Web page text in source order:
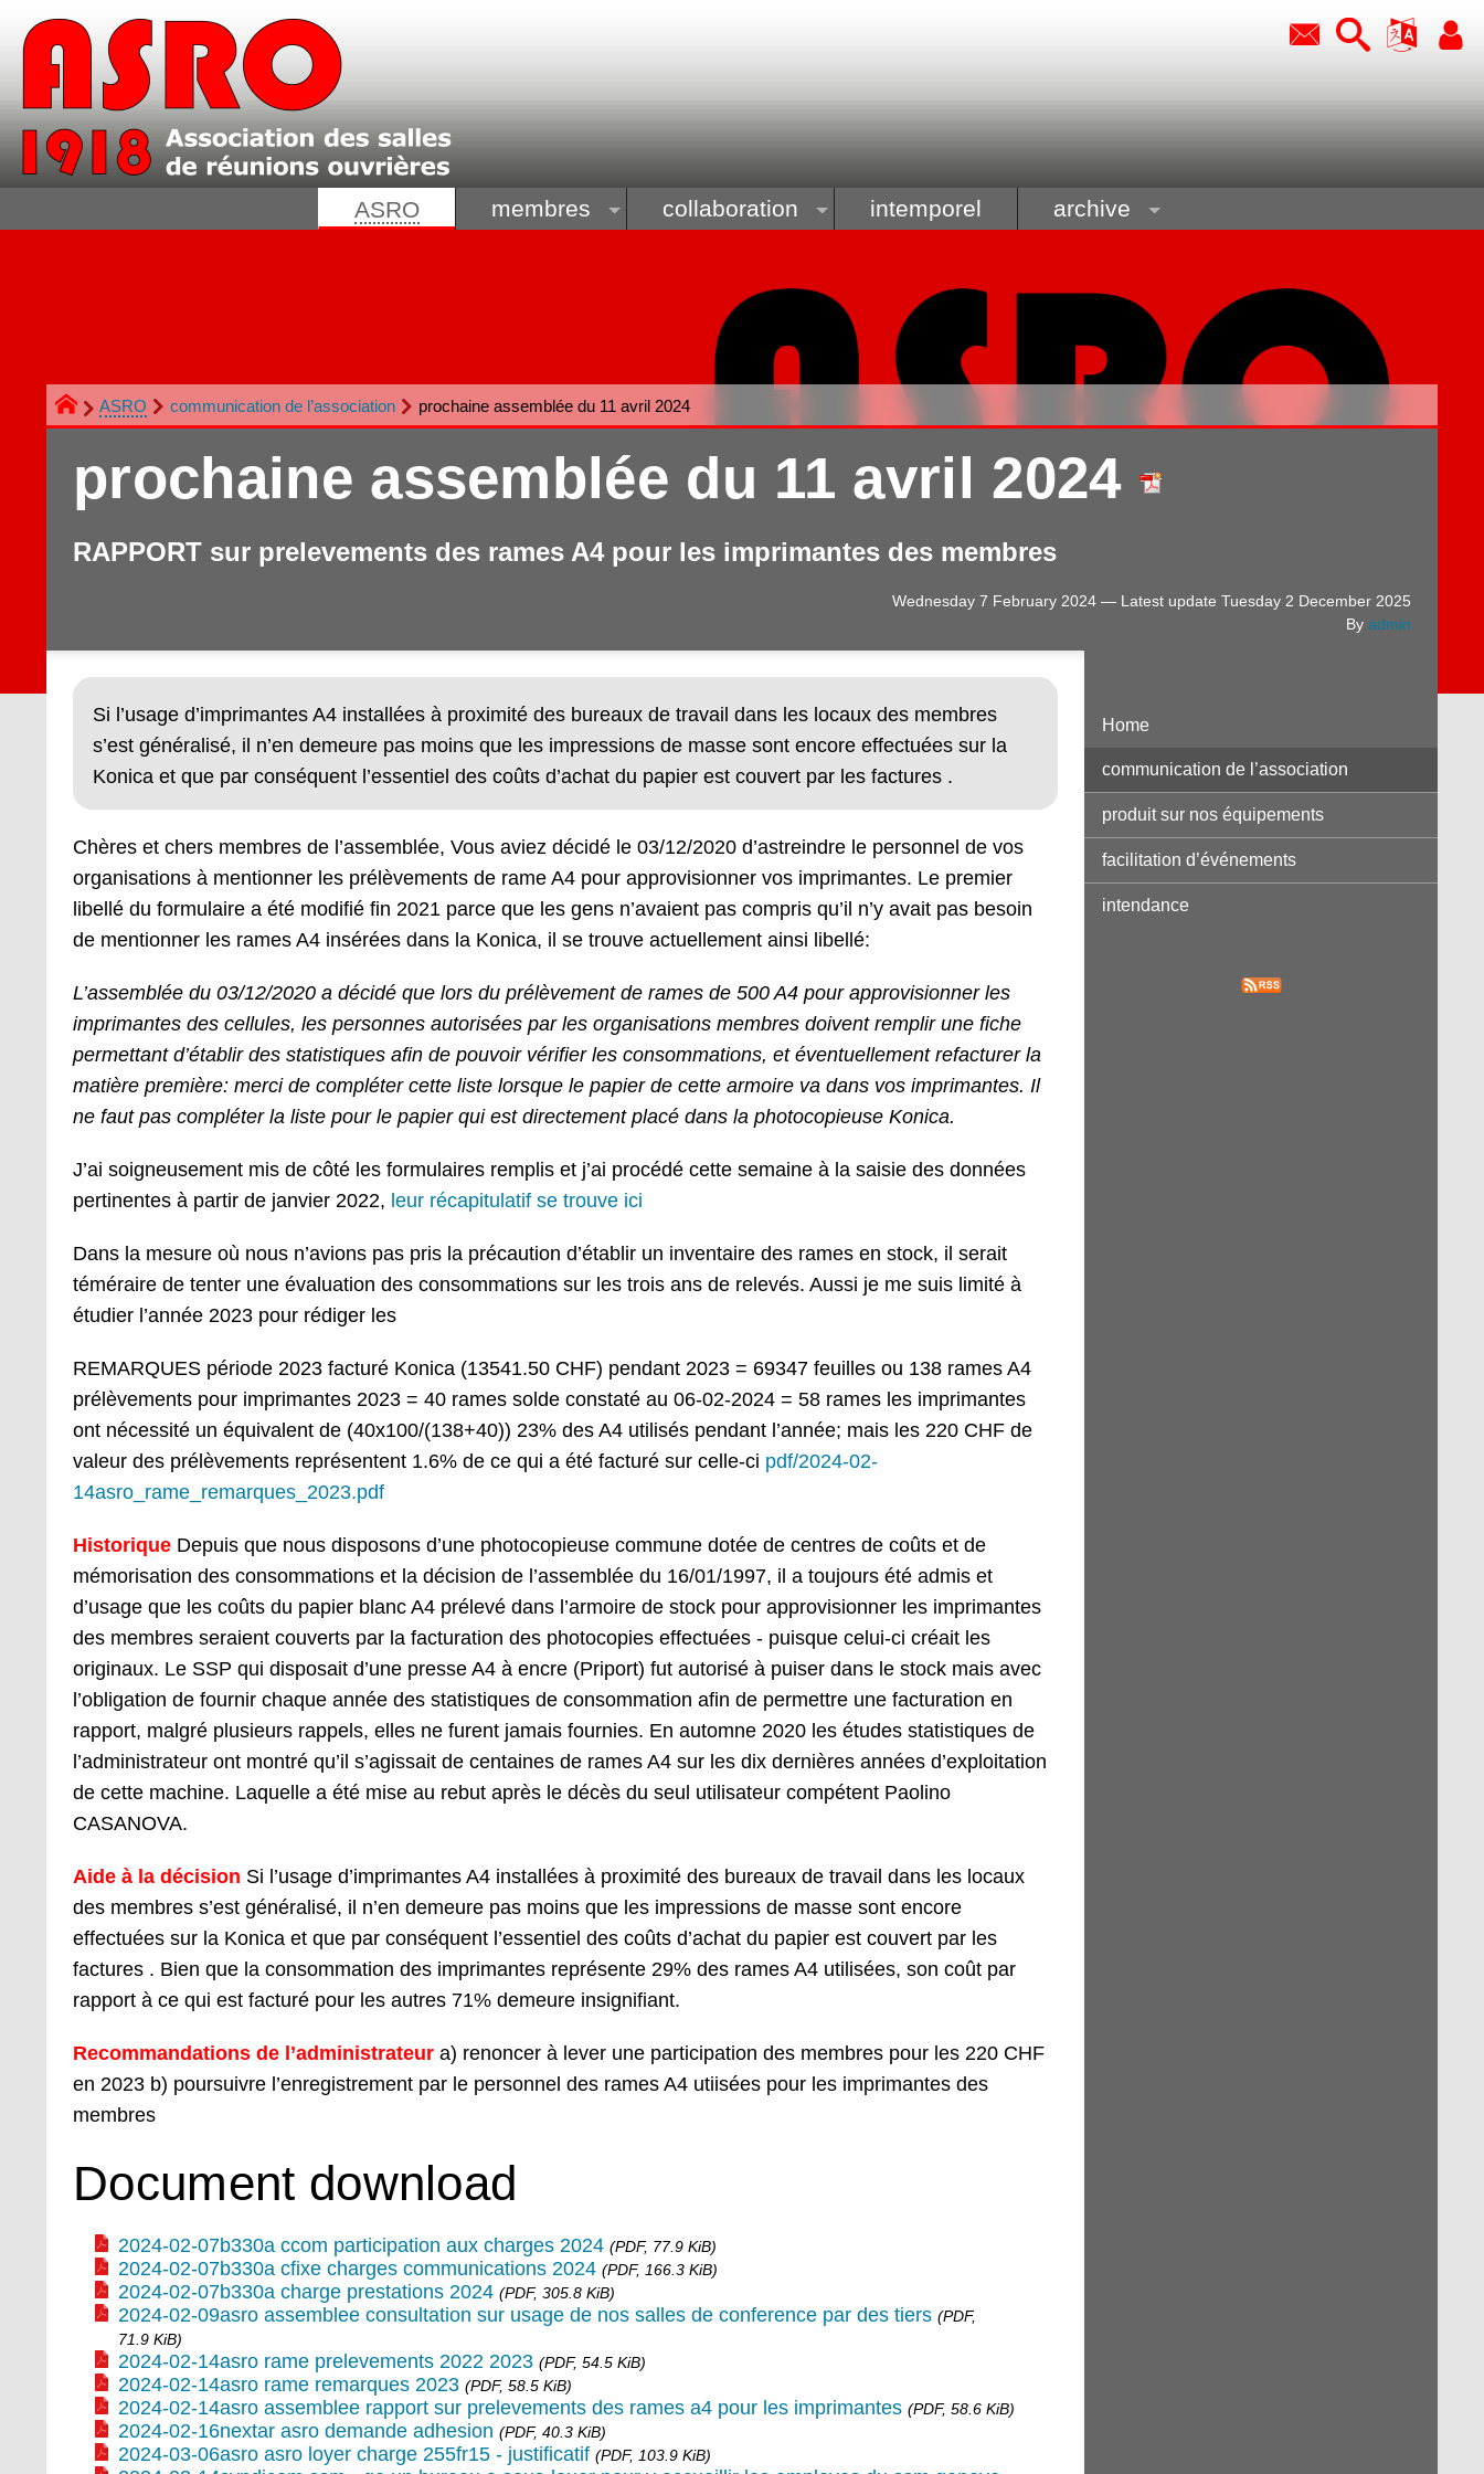
ASRO membres collaboration intemporel archive
ASRO communication de l’association prochaine assemblée du 11 avril 2024
prochaine assemblée du 11 avril 2024
RAPPORT sur prelevements des rames A4 pour les imprimantes des membres
Wednesday 7 February 2024 — Latest update Tuesday 2 December 2025
By admin
Si l’usage d’imprimantes A4 installées à proximité des bureaux de travail dans les locaux des membres
s’est généralisé, il n’en demeure pas moins que les impressions de masse sont encore effectuées sur la
Konica et que par conséquent l’essentiel des coûts d’achat du papier est couvert par les factures .
Chères et chers membres de l’assemblée, Vous aviez décidé le 03/12/2020 d’astreindre le personnel de vos
organisations à mentionner les prélèvements de rame A4 pour approvisionner vos imprimantes. Le premier
libellé du formulaire a été modifié fin 2021 parce que les gens n’avaient pas compris qu’il n’y avait pas besoin
de mentionner les rames A4 insérées dans la Konica, il se trouve actuellement ainsi libellé:
L’assemblée du 03/12/2020 a décidé que lors du prélèvement de rames de 500 A4 pour approvisionner les
imprimantes des cellules, les personnes autorisées par les organisations membres doivent remplir une fiche
permettant d’établir des statistiques afin de pouvoir vérifier les consommations, et éventuellement refacturer la
matière première: merci de compléter cette liste lorsque le papier de cette armoire va dans vos imprimantes. Il
ne faut pas compléter la liste pour le papier qui est directement placé dans la photocopieuse Konica.
J’ai soigneusement mis de côté les formulaires remplis et j’ai procédé cette semaine à la saisie des données
pertinentes à partir de janvier 2022, leur récapitulatif se trouve ici
Dans la mesure où nous n’avions pas pris la précaution d’établir un inventaire des rames en stock, il serait
téméraire de tenter une évaluation des consommations sur les trois ans de relevés. Aussi je me suis limité à
étudier l’année 2023 pour rédiger les
REMARQUES période 2023 facturé Konica (13541.50 CHF) pendant 2023 = 69347 feuilles ou 138 rames A4
prélèvements pour imprimantes 2023 = 40 rames solde constaté au 06-02-2024 = 58 rames les imprimantes
ont nécessité un équivalent de (40x100/(138+40)) 23% des A4 utilisés pendant l’année; mais les 220 CHF de
valeur des prélèvements représentent 1.6% de ce qui a été facturé sur celle-ci pdf/2024-02-
14asro_rame_remarques_2023.pdf
Historique Depuis que nous disposons d’une photocopieuse commune dotée de centres de coûts et de
mémorisation des consommations et la décision de l’assemblée du 16/01/1997, il a toujours été admis et
d’usage que les coûts du papier blanc A4 prélevé dans l’armoire de stock pour approvisionner les imprimantes
des membres seraient couverts par la facturation des photocopies effectuées - puisque celui-ci créait les
originaux. Le SSP qui disposait d’une presse A4 à encre (Priport) fut autorisé à puiser dans le stock mais avec
l’obligation de fournir chaque année des statistiques de consommation afin de permettre une facturation en
rapport, malgré plusieurs rappels, elles ne furent jamais fournies. En automne 2020 les études statistiques de
l’administrateur ont montré qu’il s’agissait de centaines de rames A4 sur les dix dernières années d’exploitation
de cette machine. Laquelle a été mise au rebut après le décès du seul utilisateur compétent Paolino
CASANOVA.
Aide à la décision Si l’usage d’imprimantes A4 installées à proximité des bureaux de travail dans les locaux
des membres s’est généralisé, il n’en demeure pas moins que les impressions de masse sont encore
effectuées sur la Konica et que par conséquent l’essentiel des coûts d’achat du papier est couvert par les
factures . Bien que la consommation des imprimantes représente 29% des rames A4 utilisées, son coût par
rapport à ce qui est facturé pour les autres 71% demeure insignifiant.
Recommandations de l’administrateur a) renoncer à lever une participation des membres pour les 220 CHF
en 2023 b) poursuivre l’enregistrement par le personnel des rames A4 utiisées pour les imprimantes des
membres
Document download
2024-02-07b330a ccom participation aux charges 2024 (PDF, 77.9 KiB)
2024-02-07b330a cfixe charges communications 2024 (PDF, 166.3 KiB)
2024-02-07b330a charge prestations 2024 (PDF, 305.8 KiB)
2024-02-09asro assemblee consultation sur usage de nos salles de conference par des tiers (PDF,
71.9 KiB)
2024-02-14asro rame prelevements 2022 2023 (PDF, 54.5 KiB)
2024-02-14asro rame remarques 2023 (PDF, 58.5 KiB)
2024-02-14asro assemblee rapport sur prelevements des rames a4 pour les imprimantes (PDF, 58.6 KiB)
2024-02-16nextar asro demande adhesion (PDF, 40.3 KiB)
2024-03-06asro asro loyer charge 255fr15 - justificatif (PDF, 103.9 KiB)
Home
communication de l’association
produit sur nos équipements
facilitation d’événements
intendance